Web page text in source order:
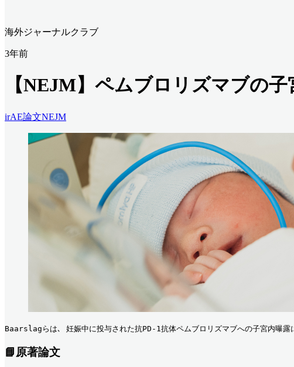
海外ジャーナルクラブ
3年前
【NEJM】ペムブロリズマブの
irAE論文NEJM
Baarslagらは､ 妊娠中に投与された抗PD-1抗体ペムブロリズマブへの子宮内曝
📘原著論文